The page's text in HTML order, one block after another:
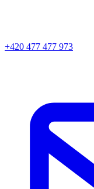
+420 477 477 973